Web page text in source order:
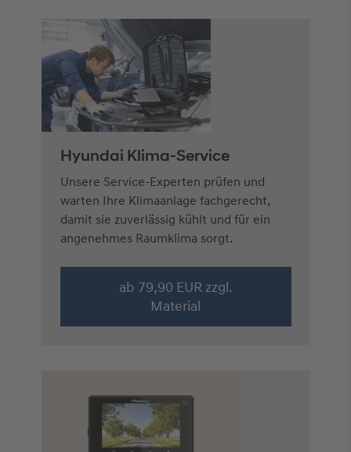
Hyundai Klima-Service
Unsere Service-Experten prüfen und
warten Ihre Klimaanlage fachgerecht,
damit sie zuverlässig kühlt und für ein
angenehmes Raumklima sorgt.
ab 79,90 EUR zzgl.
Material